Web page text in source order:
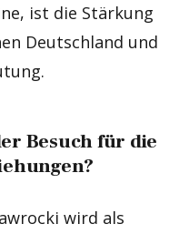
ist die Stärkung
Deutschland und
Besuch für die
wird als